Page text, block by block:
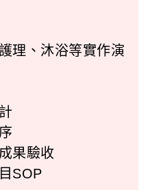
理、沐浴等實作演
果驗收
SOP